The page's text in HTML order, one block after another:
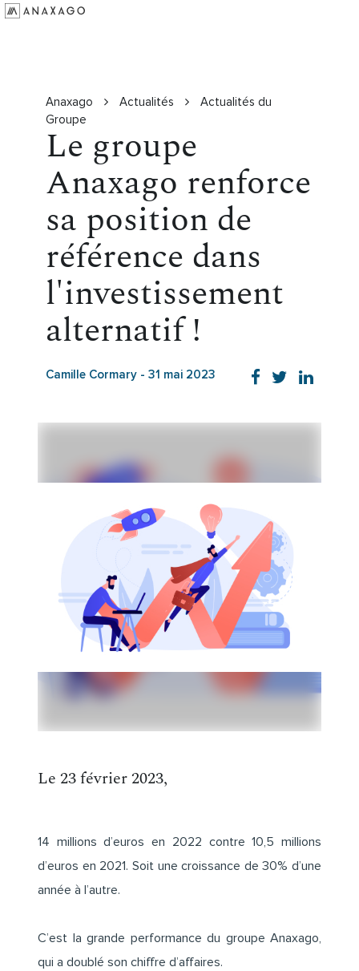
RessourcesAnaxago Actualités
Actualités du
Groupe
Le groupe
Anaxago renforce
sa position de
référence dans
l'investissement
alternatif !
Camille Cormary - 31 mai 2023
Le 23 février 2023,
14 millions d’euros en 2022 contre 10,5 millions
d’euros en 2021. Soit une croissance de 30% d’une
année à l’autre.
C’est la grande performance du groupe Anaxago,
qui a doublé son chiffre d’affaires.